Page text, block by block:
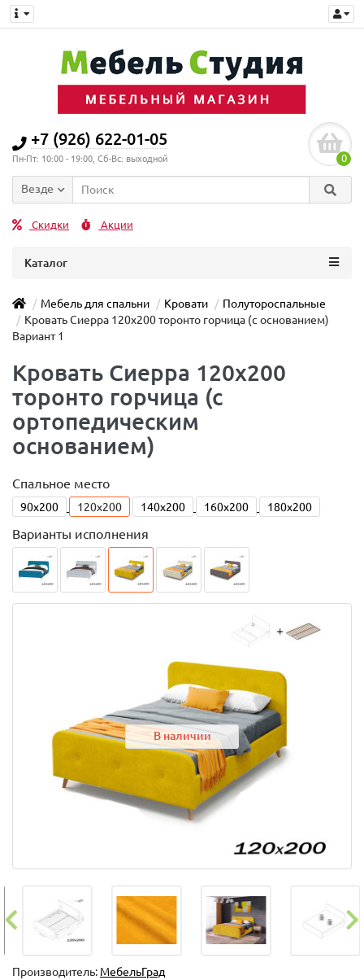
+7 (926) 622-01-05
Пн-Пт: 10:00 - 19:00, Сб-Вс: выходной 0
Везде
Скидки Акции
Каталог
Мебель для спальни Кровати
Полутороспальные
Кровать Сиерра 120х200 торонто горчица (с основанием)
Вариант 1
Кровать Сиерра 120х200
торонто горчица (с
ортопедическим
основанием)
Спальное место
90x200 120x200 140x200 160x200 180x200
Варианты исполнения
В наличии
Производитель: МебельГрад